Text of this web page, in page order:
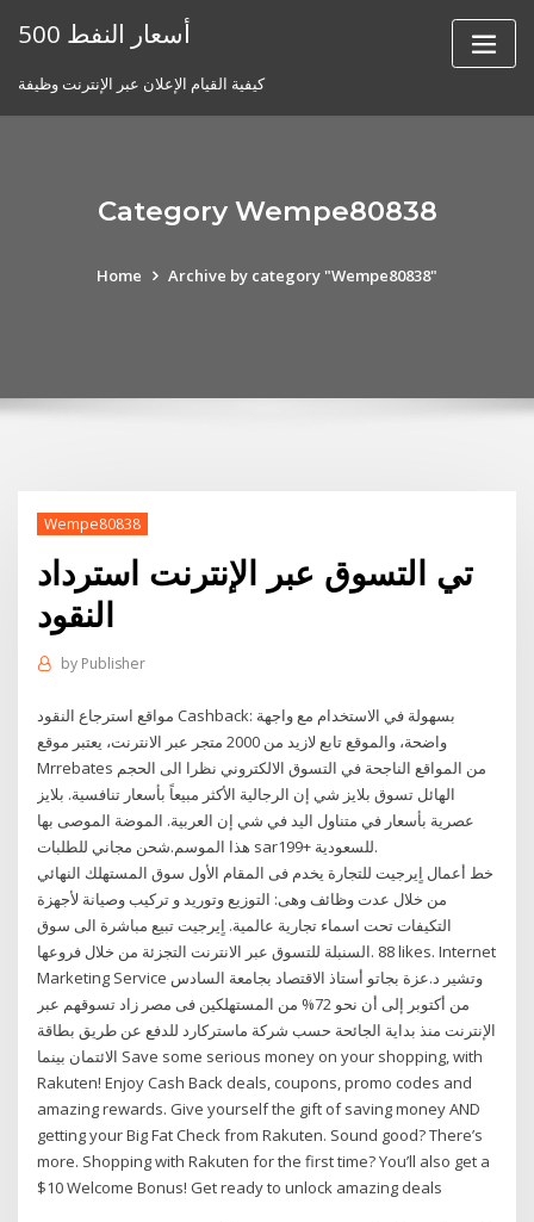
أسعار النفط 500
كيفية القيام الإعلان عبر الإنترنت وظيفة
Category Wempe80838
Home Archive by category "Wempe80838"
Wempe80838
تي التسوق عبر الإنترنت استرداد
النقود
by Publisher
مواقع استرجاع النقود Cashback: بسهولة في الاستخدام مع واجهة
واضحة، والموقع تابع لازيد من 2000 متجر عبر الانترنت، يعتبر موقع
Mrrebates من المواقع الناجحة في التسوق الالكتروني نظرا الى الحجم
الهائل تسوق بلايز شي إن الرجالية الأكثر مبيعاً بأسعار تنافسية. بلايز
عصرية بأسعار في متناول اليد في شي إن العربية. الموضة الموصى بها
هذا الموسم.شحن مجاني للطلبات sar199+ للسعودية.
خط أعمال اٍيرجيت للتجارة يخدم فى المقام الأول سوق المستهلك النهائي
من خلال عدت وظائف وهى: التوزيع وتوريد و تركيب وصيانة لأجهزة
التكيفات تحت اسماء تجارية عالمية. اٍيرجيت تبيع مباشرة الى سوق
التجزئة من خلال فروعها ‎السنبلة للتسوق عبر الانترنت‎. 88 likes. Internet
Marketing Service وتشير د.عزة بجاتو أستاذ الاقتصاد بجامعة السادس
من أكتوبر إلى أن نحو 72% من المستهلكين فى مصر زاد تسوقهم عبر
الإنترنت منذ بداية الجائحة حسب شركة ماستركارد للدفع عن طريق بطاقة
الائتمان بينما Save some serious money on your shopping, with
Rakuten! Enjoy Cash Back deals, coupons, promo codes and
amazing rewards. Give yourself the gift of saving money AND
getting your Big Fat Check from Rakuten. Sound good? There’s
more. Shopping with Rakuten for the first time? You’ll also get a
$10 Welcome Bonus! Get ready to unlock amazing deals